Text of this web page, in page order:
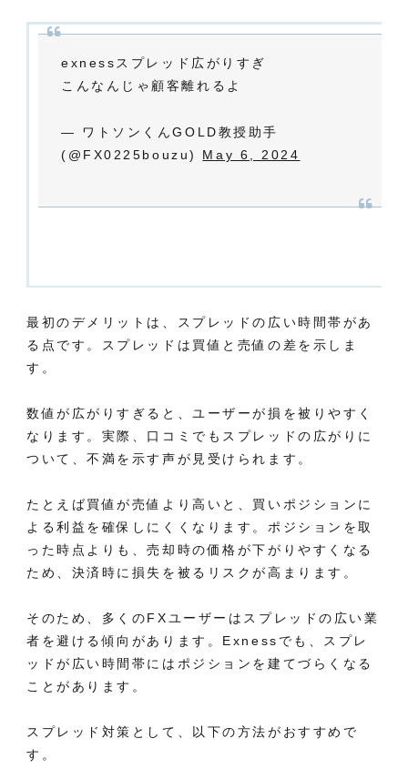
exnessスプレッド広がりすぎ
こんなんじゃ顧客離れるよ
— ワトソンくんGOLD教授助手
(@FX0225bouzu) May 6, 2024
最初のデメリットは、スプレッドの広い時間帯があ
る点です。スプレッドは買値と売値の差を示しま
す。
数値が広がりすぎると、ユーザーが損を被りやすく
なります。実際、口コミでもスプレッドの広がりに
ついて、不満を示す声が見受けられます。
たとえば買値が売値より高いと、買いポジションに
よる利益を確保しにくくなります。ポジションを取
った時点よりも、売却時の価格が下がりやすくなる
ため、決済時に損失を被るリスクが高まります。
そのため、多くのFXユーザーはスプレッドの広い業
者を避ける傾向があります。Exnessでも、スプレ
ッドが広い時間帯にはポジションを建てづらくなる
ことがあります。
スプレッド対策として、以下の方法がおすすめで
す 。